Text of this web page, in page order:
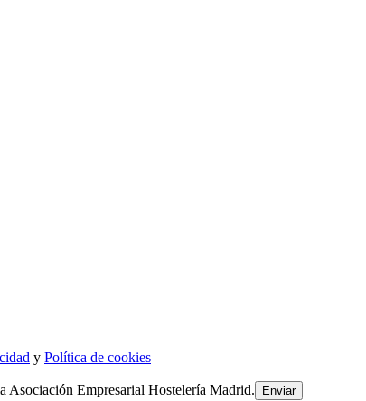
y Política de cookies
Empresarial Hostelería Madrid.